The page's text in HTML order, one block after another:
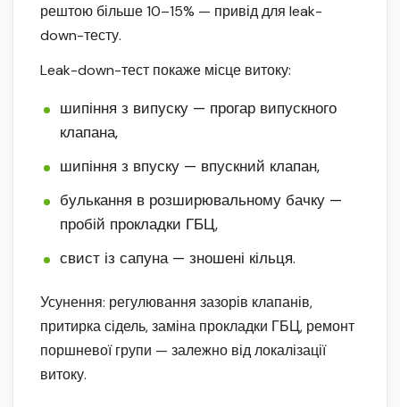
рештою більше 10–15% — привід для leak-
down-тесту.
Leak-down-тест покаже місце витоку:
шипіння з випуску — прогар випускного
клапана,
шипіння з впуску — впускний клапан,
булькання в розширювальному бачку —
пробій прокладки ГБЦ,
свист із сапуна — зношені кільця.
Усунення: регулювання зазорів клапанів,
притирка сідель, заміна прокладки ГБЦ, ремонт
поршневої групи — залежно від локалізації
витоку.